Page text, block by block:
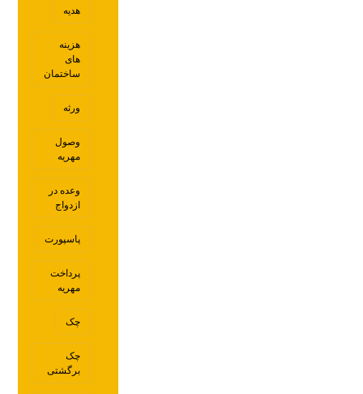
هدیه
هزینه
های
ساختمان
ورثه
وصول
مهریه
وعده در
ازدواج
پاسپورت
پرداخت
مهریه
چک
چک
برگشتی